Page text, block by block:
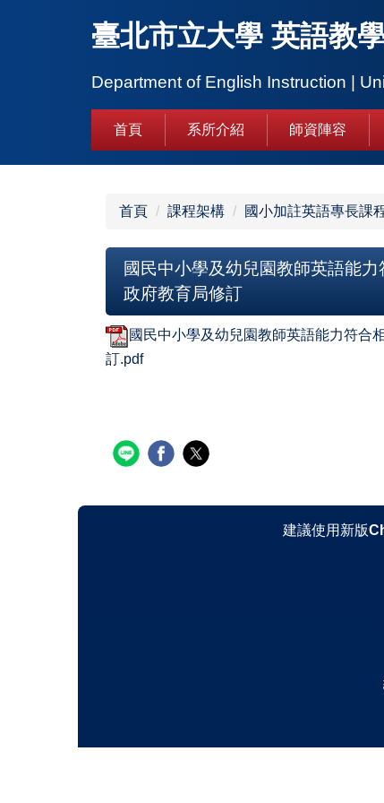
臺北市立大學 英語教
Department of English Instruction |
首頁 系所介紹 師資陣容
首頁 課程架構 國小加註英語專長課
國民中小學及幼兒園教師英語能
政府教育局修訂
國民中小學及幼兒園教師英語能力符合
訂.pdf
建議使用新版